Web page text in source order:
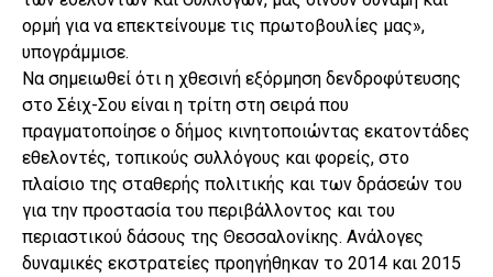
ορμή για να επεκτείνουμε τις πρωτοβουλίες μας»,
υπογράμμισε.
Να σημειωθεί ότι η χθεσινή εξόρμηση δενδροφύτευσης
στο Σέιχ-Σου είναι η τρίτη στη σειρά που
πραγματοποίησε ο δήμος κινητοποιώντας εκατοντάδες
εθελοντές, τοπικούς συλλόγους και φορείς, στο
πλαίσιο της σταθερής πολιτικής και των δράσεών του
για την προστασία του περιβάλλοντος και του
περιαστικού δάσους της Θεσσαλονίκης. Ανάλογες
δυναμικές εκστρατείες προηγήθηκαν το 2014 και 2015